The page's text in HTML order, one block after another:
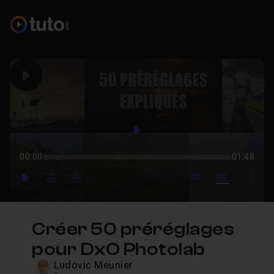
Play
00:00 01:48
PlayForwardForward mute video
Subtitles
Créer 50 préréglages
pour DxO Photolab
Ludovic Meunier